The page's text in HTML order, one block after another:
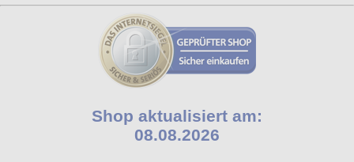
Shop aktualisiert am:
08.08.2026